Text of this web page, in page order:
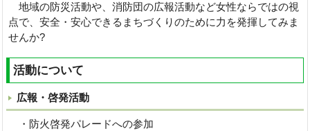
地域の防災活動や、消防団の広報活動など女性ならではの視
点で、安全・安心できるまちづくりのために力を発揮してみま
せんか?
活動について
広報・啓発活動
・防火啓発パレードへの参加